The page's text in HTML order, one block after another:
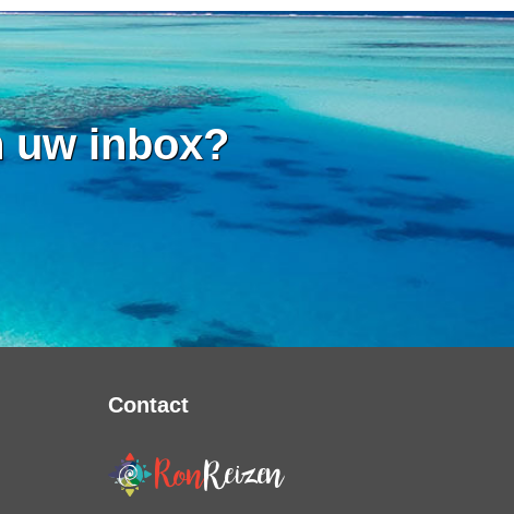
uw inbox?
Contact